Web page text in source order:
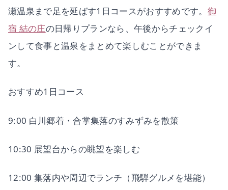
瀬温泉まで足を延ばす1日コースがおすすめです。 御
宿 結の庄の日帰りプランなら、午後からチェックイ
ンして食事と温泉をまとめて楽しむことができま
す。
おすすめ1日コース
9:00 白川郷着・合掌集落のすみずみを散策
10:30 展望台からの眺望を楽しむ
12:00 集落内や周辺でランチ（飛騨グルメを堪能）